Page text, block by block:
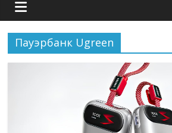
Пауэрбанк Ugreen